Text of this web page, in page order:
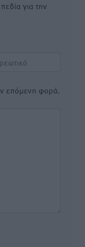
για την
επόμενη φορά.